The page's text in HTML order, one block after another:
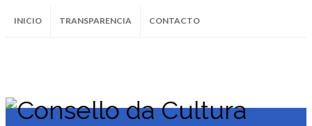
INICIO TRANSPARENCIA CONTACTO
InstagramFacebookTwitter Soundcloud
Youtube